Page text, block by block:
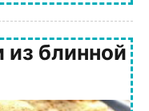
из блинной